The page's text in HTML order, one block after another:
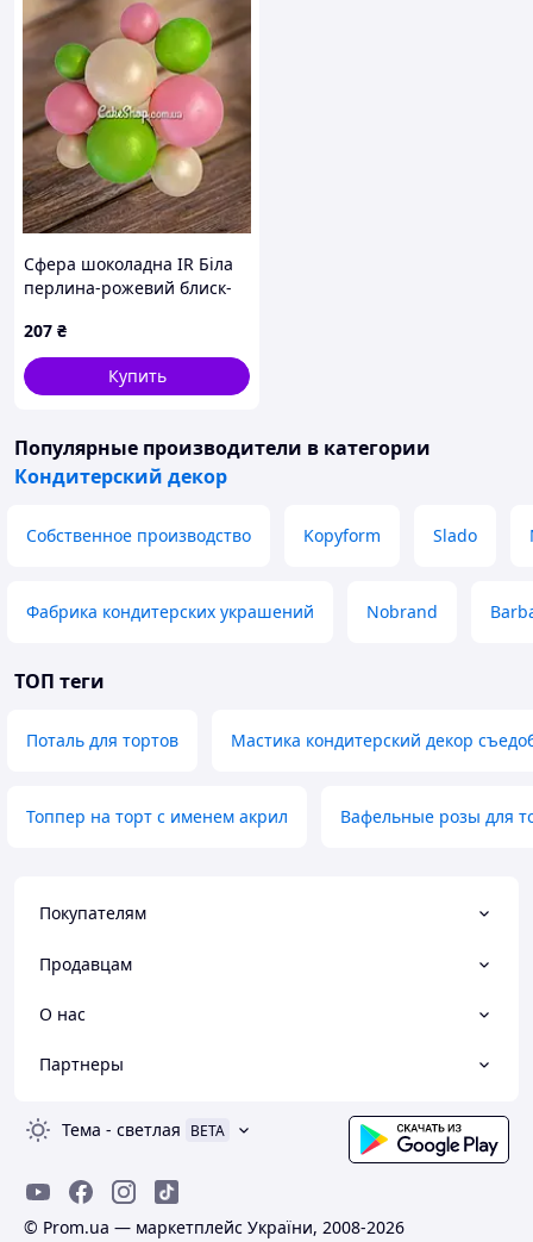
Сфера шоколадна IR Біла
перлина-рожевий блиск-
207 ₴
Купить
Популярные производители в категории
Кондитерский декор
Собственное производство Kopyform Slado
Фабрика кондитерских украшений Nobrand
ТОП теги
Поталь для тортов Мастика кондитерский декор
Топпер на торт с именем акрил Вафельные розы для
Покупателям
Продавцам
О нас
Партнеры
Тема - светлая BETA
© Prom.ua — маркетплейс України, 2008-2026